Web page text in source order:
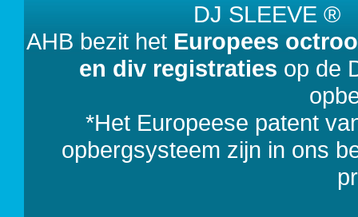
DJ SLEEVE
AHB bezit het Europees
en div registraties op de
*Het Europeese patent
opbergsysteem zijn in ons